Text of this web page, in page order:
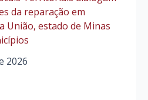
da reparação em
União, estado de Minas
2026